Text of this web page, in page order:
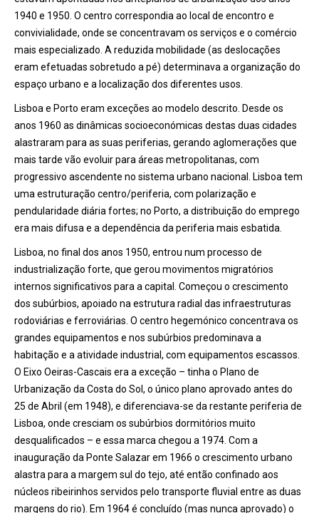
1940 e 1950. O centro correspondia ao local de encontro e
convivialidade, onde se concentravam os serviços e o comércio
mais especializado. A reduzida mobilidade (as deslocações
eram efetuadas sobretudo a pé) determinava a organização do
espaço urbano e a localização dos diferentes usos.
Lisboa e Porto eram exceções ao modelo descrito. Desde os
anos 1960 as dinâmicas socioeconómicas destas duas cidades
alastraram para as suas periferias, gerando aglomerações que
mais tarde vão evoluir para áreas metropolitanas, com
progressivo ascendente no sistema urbano nacional. Lisboa tem
uma estruturação centro/periferia, com polarização e
pendularidade diária fortes; no Porto, a distribuição do emprego
era mais difusa e a dependência da periferia mais esbatida.
Lisboa, no final dos anos 1950, entrou num processo de
industrialização forte, que gerou movimentos migratórios
internos significativos para a capital. Começou o crescimento
dos subúrbios, apoiado na estrutura radial das infraestruturas
rodoviárias e ferroviárias. O centro hegemónico concentrava os
grandes equipamentos e nos subúrbios predominava a
habitação e a atividade industrial, com equipamentos escassos.
O Eixo Oeiras-Cascais era a exceção – tinha o Plano de
Urbanização da Costa do Sol, o único plano aprovado antes do
25 de Abril (em 1948), e diferenciava-se da restante periferia de
Lisboa, onde cresciam os subúrbios dormitórios muito
desqualificados – e essa marca chegou a 1974. Com a
inauguração da Ponte Salazar em 1966 o crescimento urbano
alastra para a margem sul do tejo, até então confinado aos
núcleos ribeirinhos servidos pelo transporte fluvial entre as duas
margens do rio). Em 1964 é concluído (mas nunca aprovado) o